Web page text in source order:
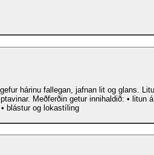
hárinu fallegan, jafnan lit og glans.
Meðferðin getur innihaldið: • litun
blástur og lokastíling